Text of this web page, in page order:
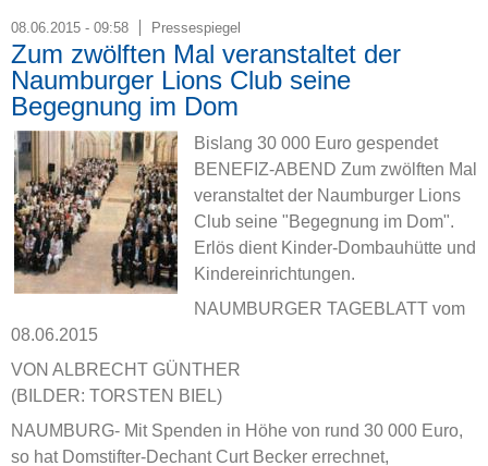
08.06.2015 - 09:58 Pressespiegel
Zum zwölften Mal veranstaltet der
Naumburger Lions Club seine
Begegnung im Dom
Bislang 30 000 Euro gespendet
BENEFIZ-ABEND Zum zwölften Mal
veranstaltet der Naumburger Lions
Club seine "Begegnung im Dom".
Erlös dient Kinder-Dombauhütte und
Kindereinrichtungen.
NAUMBURGER TAGEBLATT vom
08.06.2015
VON ALBRECHT GÜNTHER
(BILDER: TORSTEN BIEL)
NAUMBURG- Mit Spenden in Höhe von rund 30 000 Euro,
so hat Domstifter-Dechant Curt Becker errechnet,